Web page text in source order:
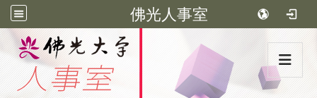
佛光人事室